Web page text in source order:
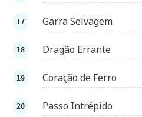
Garra Selvagem
Dragão Errante
Coração de Ferro
Passo Intrépido